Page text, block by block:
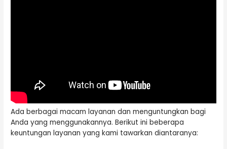
Ada berbagai macam layanan dan menguntungkan bagi
Anda yang menggunakannya. Berikut ini beberapa
keuntungan layanan yang kami tawarkan diantaranya: